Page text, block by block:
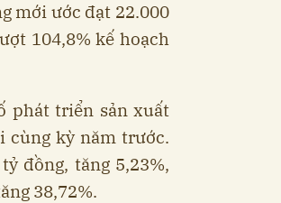
mới ước đạt 22.000
104,8% kế hoạch
phát triển sản xuất
cùng kỳ năm trước.
đồng, tăng 5,23%,
38,72%.